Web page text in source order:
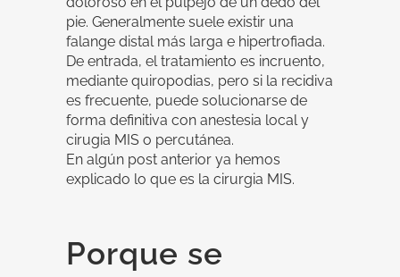
pie. Generalmente suele existir una
falange distal más larga e hipertrofiada.
De entrada, el tratamiento es incruento,
mediante quiropodias, pero si la recidiva
es frecuente, puede solucionarse de
forma definitiva con anestesia local y
cirugia MIS o percutánea.
En algún post anterior ya hemos
explicado lo que es la cirurgia MIS.
Porque se